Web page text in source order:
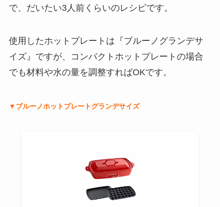
で、だいたい3人前くらいのレシピです。
使用したホットプレートは『ブルーノグランデサ
イズ』ですが、コンパクトホットプレートの場合
でも材料や水の量を調整すればOKです。
▼ブルーノホットプレートグランデサイズ